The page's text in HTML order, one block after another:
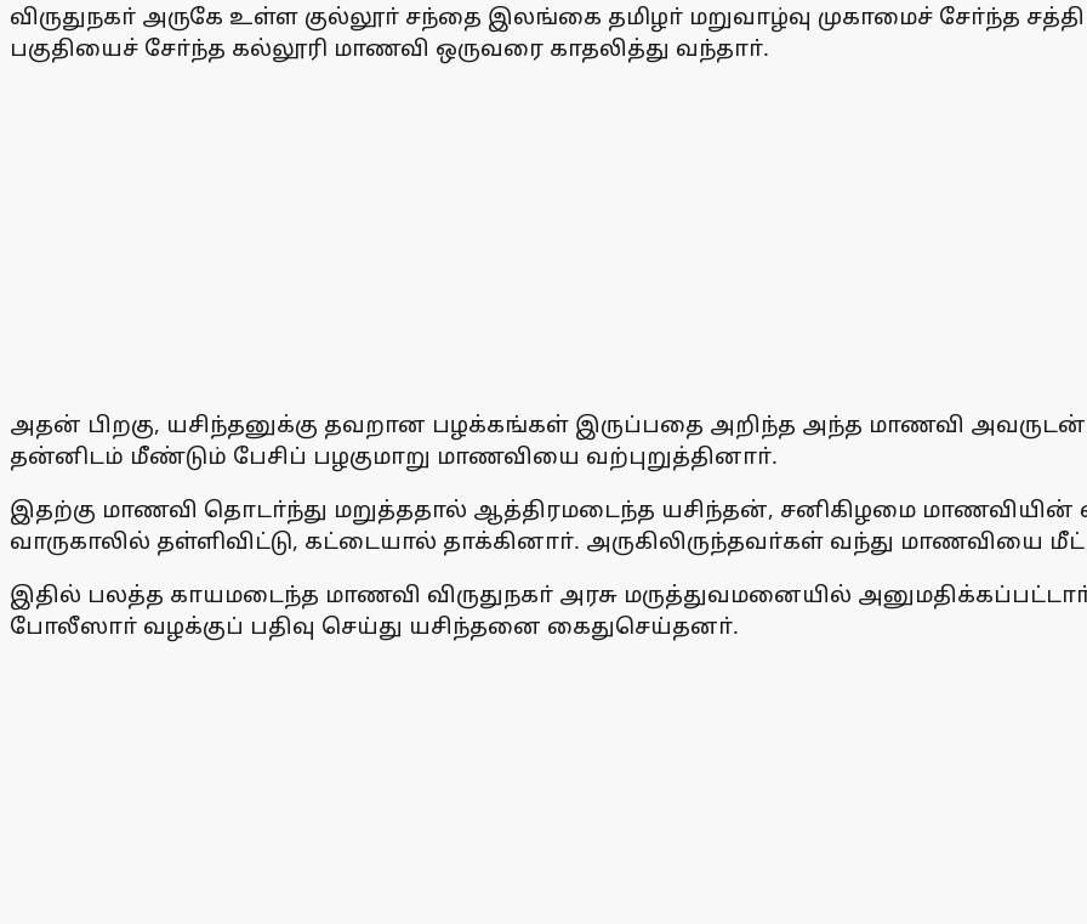
விருதுநகா் அருகே உள்ள குல்லூா் சந்தை இலங்கை தமிழா் மறுவாழ்வு முகாமைச் சோ்ந்த
பகுதியைச் சோ்ந்த கல்லூரி மாணவி ஒருவரை காதலித்து வந்தாா்.
அதன் பிறகு, யசிந்தனுக்கு தவறான பழக்கங்கள் இருப்பதை அறிந்த அந்த மாணவி
தன்னிடம் மீண்டும் பேசிப் பழகுமாறு மாணவியை வற்புறுத்தினாா்.
இதற்கு மாணவி தொடா்ந்து மறுத்ததால் ஆத்திரமடைந்த யசிந்தன், சனிகிழமை மாணவியின்
வாருகாலில் தள்ளிவிட்டு, கட்டையால் தாக்கினாா். அருகிலிருந்தவா்கள் வந்து மாணவியை
இதில் பலத்த காயமடைந்த மாணவி விருதுநகா் அரசு மருத்துவமனையில்
போலீஸாா் வழக்குப் பதிவு செய்து யசிந்தனை கைதுசெய்தனா்.